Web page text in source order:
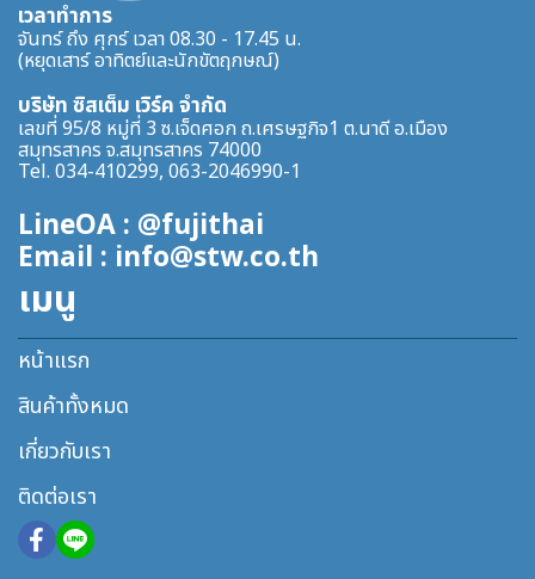
เวลาทำการ
จันทร์ ถึง ศุกร์ เวลา 08.30 - 17.45 น.
(หยุดเสาร์ อาทิตย์และนักขัตฤกษณ์)
บริษัท ซิสเต็ม เวิร์ค จำกัด
เลขที่ 95/8 หมู่ที่ 3 ซ.เจ็ดศอก ถ.เศรษฐกิจ1 ต.นาดี อ.เมือง
สมุทรสาคร จ.สมุทรสาคร 74000
Tel. 034-410299, 063-2046990-1
LineOA : @fujithai
Email : info@stw.co.th
เมนู
หน้าแรก
สินค้าทั้งหมด
เกี่ยวกับเรา
ติดต่อเรา